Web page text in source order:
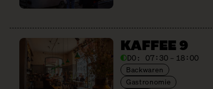
KAFFEE 9
DO: 07:30 – 18:00
Backwaren
Gastronomie